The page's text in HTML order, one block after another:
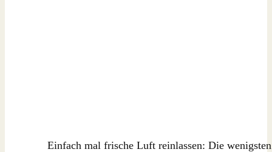
Einfach mal frische Luft reinlassen: Die